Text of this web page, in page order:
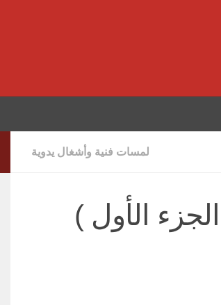
لمسات فنية وأشغال يدوية
الأول )